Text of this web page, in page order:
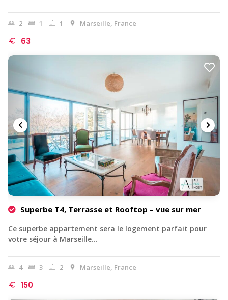
2 1 1 Marseille, France
63
Superbe T4, Terrasse et Rooftop – vue sur mer
Ce superbe appartement sera le logement parfait pour
votre séjour à Marseille…
4 3 2 Marseille, France
150